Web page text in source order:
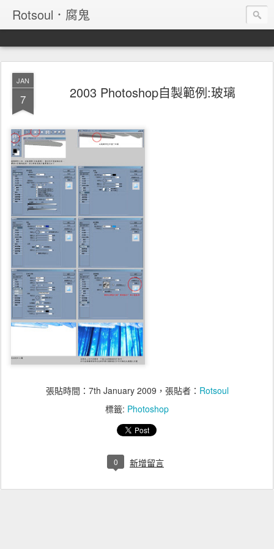
Rotsoul．腐鬼
JAN
7 2003 Photoshop自製範例:玻璃
張貼時間： 7th January 2009 ，張貼者： Rotsoul
標籤: Photoshop
0 新增留言